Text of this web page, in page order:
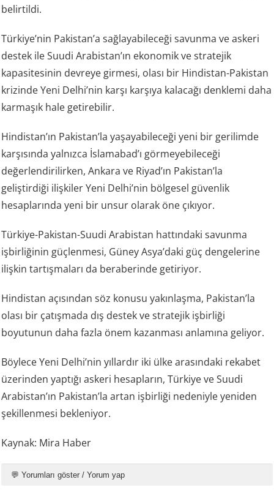
belirtildi.
Türkiye’nin Pakistan’a sağlayabileceği savunma ve askeri
destek ile Suudi Arabistan’ın ekonomik ve stratejik
kapasitesinin devreye girmesi, olası bir Hindistan-Pakistan
krizinde Yeni Delhi’nin karşı karşıya kalacağı denklemi daha
karmaşık hale getirebilir.
Hindistan’ın Pakistan’la yaşayabileceği yeni bir gerilimde
karşısında yalnızca İslamabad’ı görmeyebileceği
değerlendirilirken, Ankara ve Riyad’ın Pakistan’la
geliştirdiği ilişkiler Yeni Delhi’nin bölgesel güvenlik
hesaplarında yeni bir unsur olarak öne çıkıyor.
Türkiye-Pakistan-Suudi Arabistan hattındaki savunma
işbirliğinin güçlenmesi, Güney Asya’daki güç dengelerine
ilişkin tartışmaları da beraberinde getiriyor.
Hindistan açısından söz konusu yakınlaşma, Pakistan’la
olası bir çatışmada dış destek ve stratejik işbirliği
boyutunun daha fazla önem kazanması anlamına geliyor.
Böylece Yeni Delhi’nin yıllardır iki ülke arasındaki rekabet
üzerinden yaptığı askeri hesapların, Türkiye ve Suudi
Arabistan’ın Pakistan’la artan işbirliği nedeniyle yeniden
şekillenmesi bekleniyor.
Kaynak: Mira Haber
💬 Yorumları göster / Yorum yap